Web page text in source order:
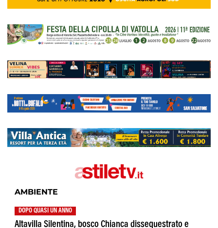
AMBIENTE
DOPO QUASI UN ANNO
Altavilla Silentina, bosco Chianca dissequestrato e